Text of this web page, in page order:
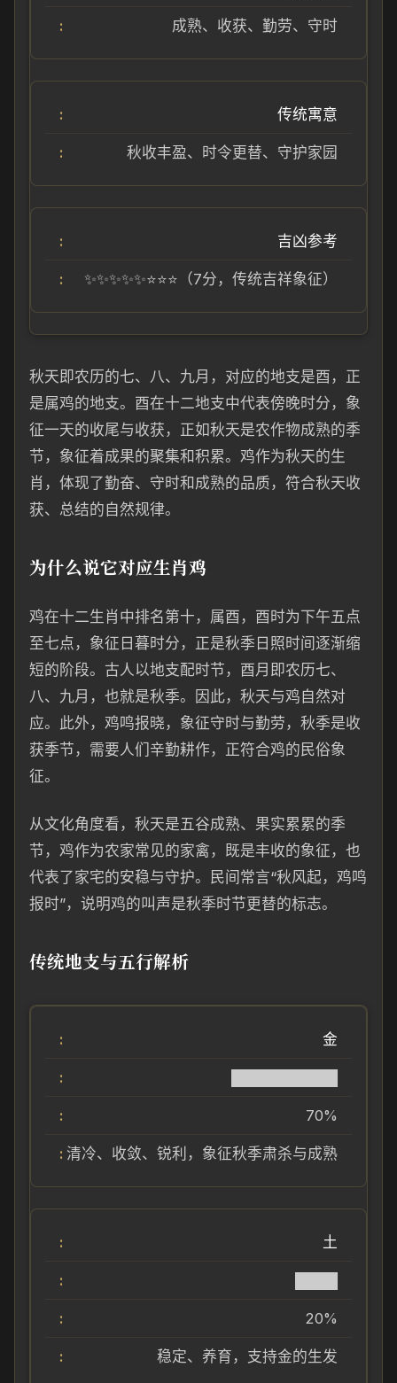
成熟、收获、勤劳、守时
传统寓意
秋收丰盈、时令更替、守护家园
吉凶参考
✨✨✨✨✨⭐⭐⭐（7分，传统吉祥象征）
秋天即农历的七、八、九月，对应的地支是酉，正
是属鸡的地支。酉在十二地支中代表傍晚时分，象
征一天的收尾与收获，正如秋天是农作物成熟的季
节，象征着成果的聚集和积累。鸡作为秋天的生
肖，体现了勤奋、守时和成熟的品质，符合秋天收
获、总结的自然规律。
为什么说它对应生肖鸡
鸡在十二生肖中排名第十，属酉，酉时为下午五点
至七点，象征日暮时分，正是秋季日照时间逐渐缩
短的阶段。古人以地支配时节，酉月即农历七、
八、九月，也就是秋季。因此，秋天与鸡自然对
应。此外，鸡鸣报晓，象征守时与勤劳，秋季是收
获季节，需要人们辛勤耕作，正符合鸡的民俗象
征。
从文化角度看，秋天是五谷成熟、果实累累的季
节，鸡作为农家常见的家禽，既是丰收的象征，也
代表了家宅的安稳与守护。民间常言“秋风起，鸡鸣
报时”，说明鸡的叫声是秋季时节更替的标志。
传统地支与五行解析
金
70%
清冷、收敛、锐利，象征秋季肃杀与成熟
土
20%
稳定、养育，支持金的生发